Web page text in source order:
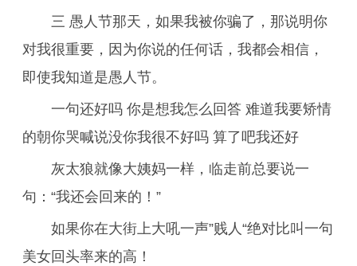
三 愚人节那天，如果我被你骗了，那说明你
对我很重要，因为你说的任何话，我都会相信，
即使我知道是愚人节。
一句还好吗 你是想我怎么回答 难道我要矫情
的朝你哭喊说没你我很不好吗 算了吧我还好
灰太狼就像大姨妈一样，临走前总要说一
句：“我还会回来的！”
如果你在大街上大吼一声”贱人“绝对比叫一句
美女回头率来的高！